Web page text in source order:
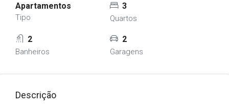
Apartamentos
Tipo
3
Quartos
2
Banheiros
2
Garagens
Descrição